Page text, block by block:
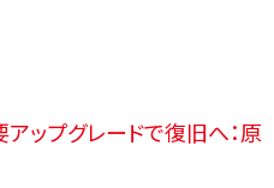
ップグレードで復旧へ：原